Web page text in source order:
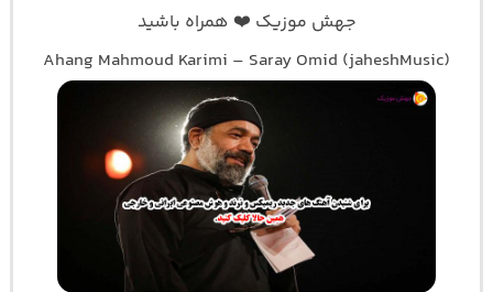
جهش موزیک ❤️ همراه باشید
Ahang Mahmoud Karimi – Saray Omid (jaheshMusic)